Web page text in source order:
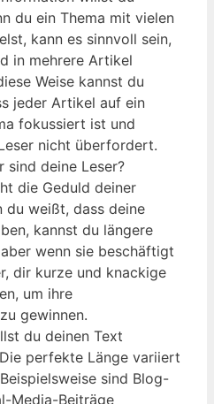
du ein Thema mit vielen
kann es sinnvoll sein,
in mehrere Artikel
Weise kannst du
jeder Artikel auf ein
fokussiert ist und
nicht überfordert.
sind deine Leser?
die Geduld deiner
du weißt, dass deine
kannst du längere
wenn sie beschäftigt
dir kurze und knackige
um ihre
gewinnen.
du deinen Text
perfekte Länge variiert
sind Blog-
Media-Beiträge